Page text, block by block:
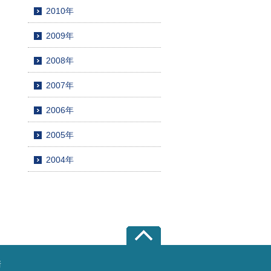
2010年
2009年
2008年
2007年
2006年
2005年
2004年